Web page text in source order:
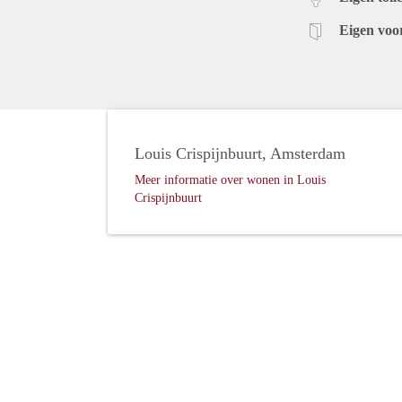
Eigen
Louis Crispijnbuurt, Amsterdam
Meer informatie over wonen in Louis
Crispijnbuurt